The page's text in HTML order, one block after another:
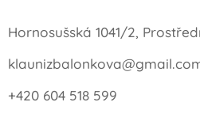
Hornosušská 1041/2,
+420 604 518 599